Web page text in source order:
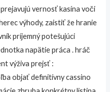
vernosť kasína voči
výhody, zaistiť že hranie
príjemný potešujúci
napätie práca . hráč
výživa prejsť :
objať definitívny cassino